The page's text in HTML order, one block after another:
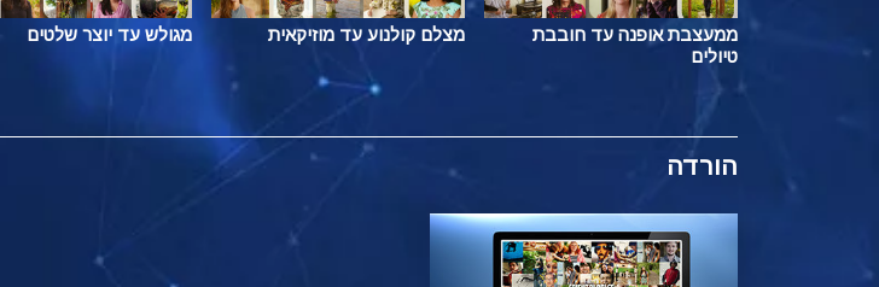
ממעצבת אופנה עד חובבת
טיולים
מצלם קולנוע עד מוזיקאית מגולש עד יוצר שלטים
הורדה